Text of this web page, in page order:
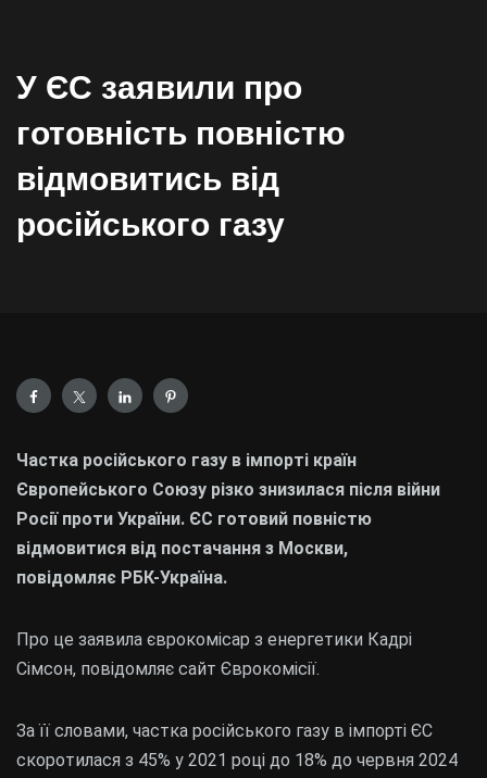
У ЄС заявили про
готовність повністю
відмовитись від
російського газу
Частка російського газу в імпорті країн
Європейського Союзу різко знизилася після війни
Росії проти України. ЄС готовий повністю
відмовитися від постачання з Москви,
повідомляє РБК-Україна.
Про це заявила єврокомісар з енергетики Кадрі
Сімсон, повідомляє сайт Єврокомісії.
За її словами, частка російського газу в імпорті ЄС
скоротилася з 45% у 2021 році до 18% до червня 2024